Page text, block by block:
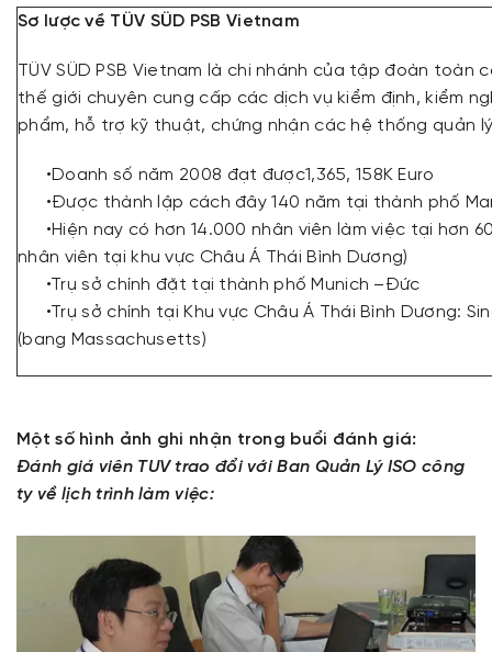
Sơ lược về TÜV SÜD PSB Vietnam
TÜV SÜD PSB Vietnam là chi nhánh của tập đoàn toàn
thế giới chuyên cung cấp các dịch vụ kiểm định, kiểm
phẩm, hỗ trợ kỹ thuật, chứng nhận các hệ thống quản
•Doanh số năm 2008 đạt được1,365, 158K Euro
•Được thành lập cách đây 140 năm tại thành phố
•Hiện nay có hơn 14.000 nhân viên làm việc tại hơn
nhân viên tại khu vực Châu Á Thái Bình Dương)
•Trụ sở chính đặt tại thành phố Munich –Đức
•Trụ sở chính tại Khu vực Châu Á Thái Bình Dương:
(bang Massachusetts)
Một số hình ảnh ghi nhận trong buổi đánh giá:
Đánh giá viên TUV trao đổi với Ban Quản Lý ISO công
ty về lịch trình làm việc: